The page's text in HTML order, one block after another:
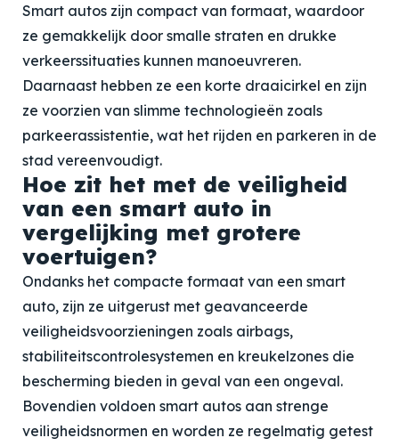
Smart autos zijn compact van formaat, waardoor
ze gemakkelijk door smalle straten en drukke
verkeerssituaties kunnen manoeuvreren.
Daarnaast hebben ze een korte draaicirkel en zijn
ze voorzien van slimme technologieën zoals
parkeerassistentie, wat het rijden en parkeren in de
stad vereenvoudigt.
Hoe zit het met de veiligheid
van een smart auto in
vergelijking met grotere
voertuigen?
Ondanks het compacte formaat van een smart
auto, zijn ze uitgerust met geavanceerde
veiligheidsvoorzieningen zoals airbags,
stabiliteitscontrolesystemen en kreukelzones die
bescherming bieden in geval van een ongeval.
Bovendien voldoen smart autos aan strenge
veiligheidsnormen en worden ze regelmatig getest